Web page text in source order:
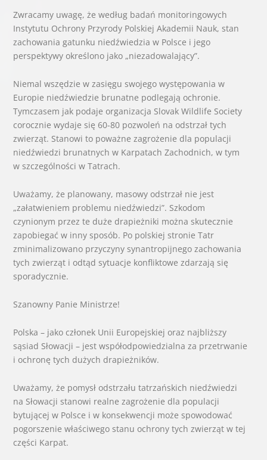
Zwracamy uwagę, że według badań monitoringowych
Instytutu Ochrony Przyrody Polskiej Akademii Nauk, stan
zachowania gatunku niedźwiedzia w Polsce i jego
perspektywy określono jako „niezadowalający”.
Niemal wszędzie w zasięgu swojego występowania w
Europie niedźwiedzie brunatne podlegają ochronie.
Tymczasem jak podaje organizacja Slovak Wildlife Society
corocznie wydaje się 60-80 pozwoleń na odstrzał tych
zwierząt. Stanowi to poważne zagrożenie dla populacji
niedźwiedzi brunatnych w Karpatach Zachodnich, w tym
w szczególności w Tatrach.
Uważamy, że planowany, masowy odstrzał nie jest
„załatwieniem problemu niedźwiedzi”. Szkodom
czynionym przez te duże drapieżniki można skutecznie
zapobiegać w inny sposób. Po polskiej stronie Tatr
zminimalizowano przyczyny synantropijnego zachowania
tych zwierząt i odtąd sytuacje konfliktowe zdarzają się
sporadycznie.
Szanowny Panie Ministrze!
Polska – jako członek Unii Europejskiej oraz najbliższy
sąsiad Słowacji – jest współodpowiedzialna za przetrwanie
i ochronę tych dużych drapieżników.
Uważamy, że pomysł odstrzału tatrzańskich niedźwiedzi
na Słowacji stanowi realne zagrożenie dla populacji
bytującej w Polsce i w konsekwencji może spowodować
pogorszenie właściwego stanu ochrony tych zwierząt w tej
części Karpat.